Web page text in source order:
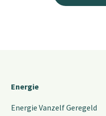
Energie
Energie Vanzelf Geregeld